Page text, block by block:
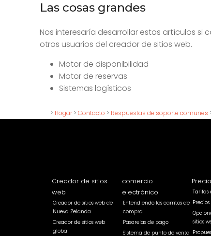
Las cosas grandes
Nos interesaría desarrollar estos artículos si
otros usuarios del creador de sitios web.
Motor de disponibilidad
Motor de reservas
Sistemas logísticos
> Hogar > Contacto > Respuestas de soporte comunes
Creador de sitios
web
Creador de sitios web de
Nueva Zelanda
Creador de sitios web
global
comercio
electrónico
Entendiendo los carritos de
compra
Pasarelas de pago
Sistema de punto de venta
sitios